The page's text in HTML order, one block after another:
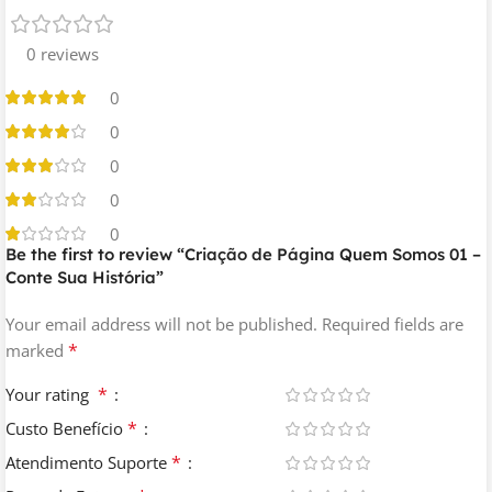
marca brilhar por meio da história que você conta e crie
uma conexão genuína com seu público desde o
Contrate Online
Destaque sua identidade e valores
com a Criação de Página Quem
Somos
Conte sua história e apresente sua essência. Mostre ao
mundo o que torna sua empresa única. Contrate agora
Páginas obrigatórias para um
Site ou Loja Virtual
0 reviews
0
0
0
0
0
Be the first to review “Criação de Página Quem Somos 01 –
Conte Sua História”
Your email address will not be published. Required fields are
marked *
Your rating *
Custo Benefício *
Atendimento Suporte *